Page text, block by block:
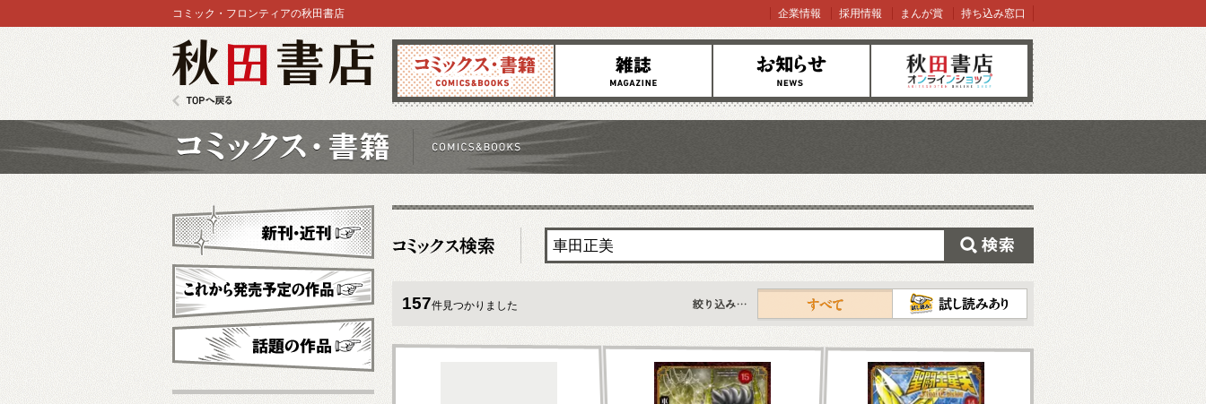
コミックス 雑誌 お知らせ オンラインショップ
コミック・フロンティアの秋田書店 企業情報 採用情報 まんが賞 持ち込み窓口
157件見つかりました
すべて
新刊・近刊
これから発売予定